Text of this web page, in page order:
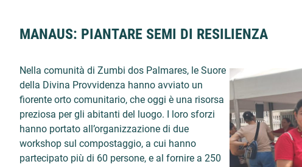
MANAUS: PIANTARE SEMI DI RESILIENZA
Nella comunità di Zumbi dos Palmares, le Suore
della Divina Provvidenza hanno avviato un
fiorente orto comunitario, che oggi è una risorsa
preziosa per gli abitanti del luogo. I loro sforzi
hanno portato all’organizzazione di due
workshop sul compostaggio, a cui hanno
partecipato più di 60 persone, e al fornire a 250